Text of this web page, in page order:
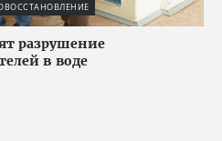
разрушение
в воде